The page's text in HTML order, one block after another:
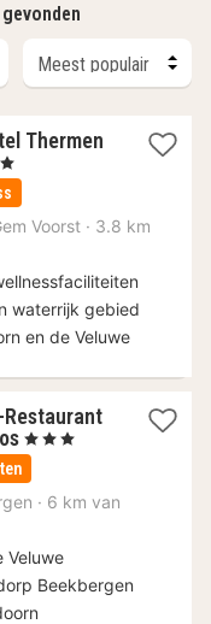
Thermen
Voorst · 3.8 km
waterrijk gebied
en de Veluwe
1
nacht
vanaf
10
, 3 Sterren
· 6 km van
Veluwe
Beekbergen